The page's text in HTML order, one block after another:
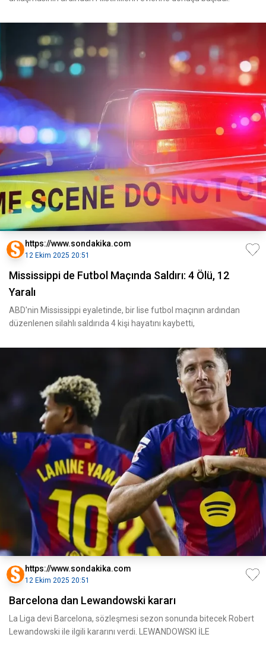
https://www.sondakika.com
12 Ekim 2025 20:51
Mississippi de Futbol Maçında Saldırı: 4 Ölü, 12
Yaralı
ABD'nin Mississippi eyaletinde, bir lise futbol maçının ardından
düzenlenen silahlı saldırıda 4 kişi hayatını kaybetti,
https://www.sondakika.com
12 Ekim 2025 20:51
Barcelona dan Lewandowski kararı
La Liga devi Barcelona, sözleşmesi sezon sonunda bitecek Robert
Lewandowski ile ilgili kararını verdi. LEWANDOWSKI İLE